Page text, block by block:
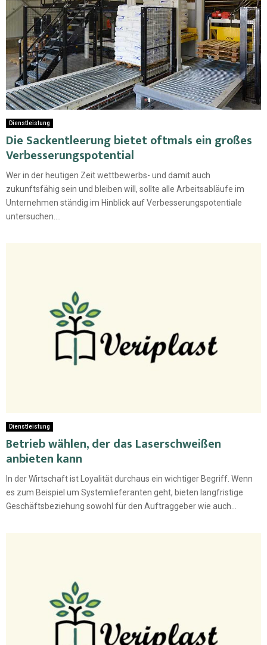
Dienstleistung
Die Sackentleerung bietet oftmals ein großes
Verbesserungspotential
Wer in der heutigen Zeit wettbewerbs- und damit auch
zukunftsfähig sein und bleiben will, sollte alle Arbeitsabläufe im
Unternehmen ständig im Hinblick auf Verbesserungspotentiale
untersuchen....
Dienstleistung
Betrieb wählen, der das Laserschweißen
anbieten kann
In der Wirtschaft ist Loyalität durchaus ein wichtiger Begriff. Wenn
es zum Beispiel um Systemlieferanten geht, bieten langfristige
Geschäftsbeziehung sowohl für den Auftraggeber wie auch...